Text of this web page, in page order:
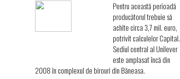
Pentru această perioadă
producătorul trebuie să
achite circa 3,7 mil. euro,
potrivit calculelor Capital.
Sediul central al Unilever
este amplasat încă din
2008 în complexul de birouri din Băneasa.